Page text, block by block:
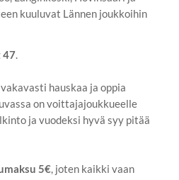
kuuluvat Lännen joukkoihin
47.
hauskaa ja oppia
on voittajajoukkueelle
ja vuodeksi hyvä syy pitää
5€, joten kaikki vaan